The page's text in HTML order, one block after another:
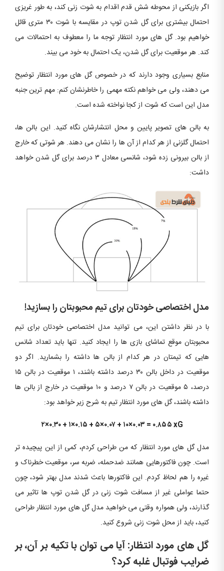
اگر بازیکنی از محوطه شش قدم اقدام به شوت زنی کند، به طور غریزی
احتمال بیشتری برای گل شدن توپ در مقایسه با شوت ۳۰ متری قائل
خواهیم بود. گل های مورد انتظار توجه ما را معطوف به احتمالات می
کند. هر موقعیت برای گل شدن، یک احتمال به خود می بیند.
منابع بسیاری وجود دارند که در خصوص گل های مورد انتظار توضیح
می دهند، ولی می خواهم نکته مهمی را خاطرنشان کنم: مهم ترین جنبه
مدل این است که شوت از کجا نواخته شده است.
به بالن های تصویر پایین و محل انتشارشان نگاه کنید. این بالن ها،
احتمال گلزنی از هر کدام از آن ها را نشان می دهند. هر شوتی که خارج
از بالن بیرونی زده شود، شانسی معادل ۳ درصد برای گل شدن خواهد
داشت:
مدل اختصاصی خودتان برای تیم محبوبتان را بسازید!
با در نظر داشتن این، می توانید مدل اختصاصی خودتان برای تیم
محبوبتان موقع تماشای بازی ها را ایجاد کنید. تنها باید تعداد شانس
هایی که تیمتان در هر کدام از بالن ها داشته را بشمارید. اگر دو
موقعیت در داخل بالن ۳۰ درصد داشته باشند، ۱ موقعیت در بالن ۱۵
درصد، ۵ موقعیت در بالن ۷ درصد و ۱۰ موقعیت در خارج از بالن ها
داشته باشند، گل های مورد انتظار تیم به شرح زیر خواهد بود:
۲×۰.۳۰ + ۱×۰.۱۵ + ۵×۰.۰۷ + ۱۰×۰.۰۳ = ۰.۸۵۵ xG
مدل گل های مورد انتظار که من طراحی کردم، کمی از این پیچیده تر
است. چون فاکتورهایی همانند ضدحمله، ضربه سر، موقعیت خطرناک و
غیره را هم لحاظ کردم. این فاکتورها باعث شدند مدل بهتر شود، چون
حتما عواملی غیر از مسافت شوت زنی در گل شدن توپ ها تاثیر می
گذارند، ولی همواره وقتی می خواهید مدل گل های مورد انتظار طراحی
کنید، باید از محل شوت زنی شروع کنید.
گل های مورد انتظار: آیا می توان با تکیه بر آن، بر
ضرایب فوتبال غلبه کرد؟